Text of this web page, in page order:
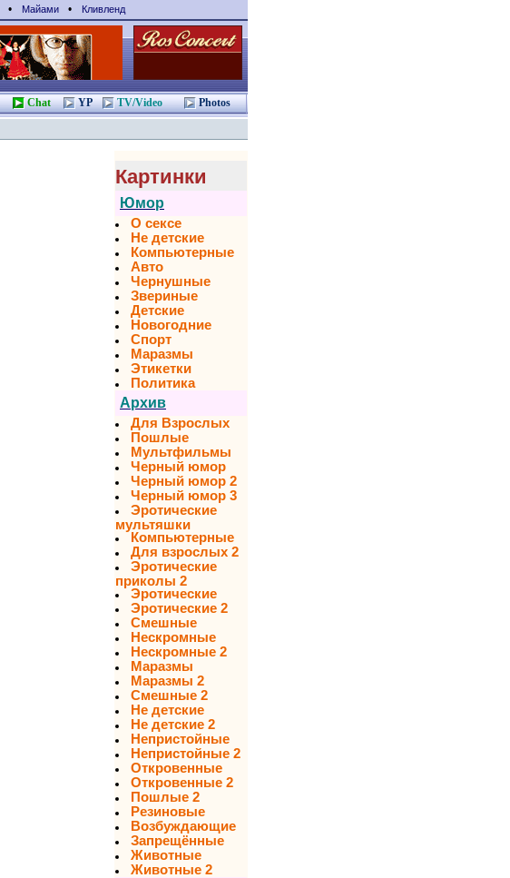
• Майами • Кливленд
Chat YP TV/Video Photos
Картинки
Юмор
О сексе
Не детские
Компьютерные
Авто
Чернушные
Звериные
Детские
Новогодние
Спорт
Маразмы
Этикетки
Политика
Архив
Для Взрослых
Пошлые
Мультфильмы
Черный юмор
Черный юмор 2
Черный юмор 3
Эротические
мультяшки
Компьютерные
Для взрослых 2
Эротические
приколы 2
Эротические
Эротические 2
Смешные
Нескромные
Нескромные 2
Маразмы
Маразмы 2
Смешные 2
Не детские
Не детские 2
Непристойные
Непристойные 2
Откровенные
Откровенные 2
Пошлые 2
Резиновые
Возбуждающие
Запрещённые
Животные
Животные 2